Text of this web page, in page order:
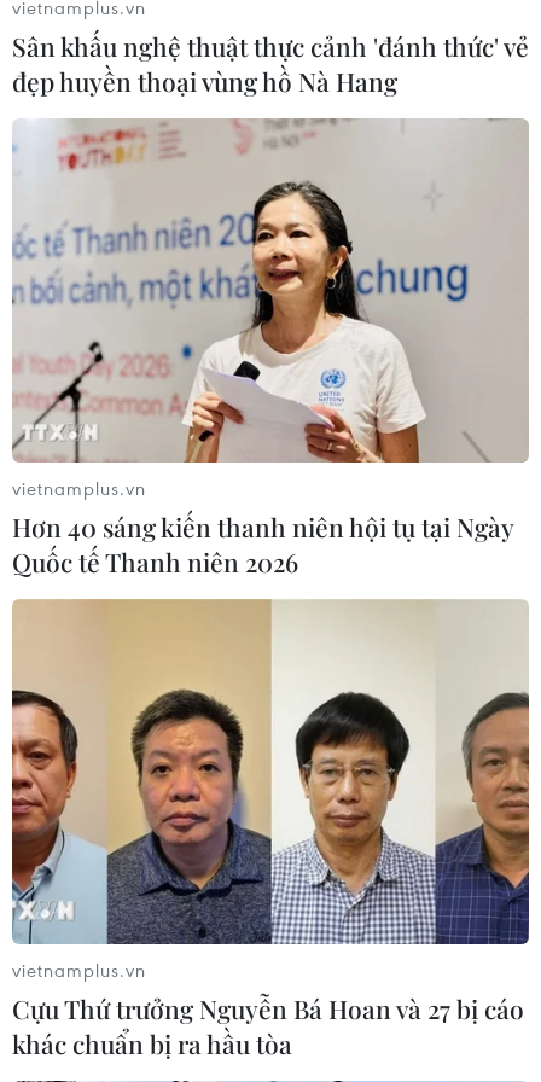
Vietnam Airlines, Jetstar tạm ngưng các
đường bay tới Trung Quốc
31/01/2020 11:44
Hành khách có kế hoạch về Việt Nam nên chủ động
sắp xếp để về nước trước thời gian Vietnam Airlines và
Jetstar Pacific ngừng bay vì virus corona.
Thủ tướng chỉ thị tạm dừng các lễ hội
chưa khai mạc để phòng corona
31/01/2020 12:03
Để phòng, chống corona, Thủ tướng chỉ thị các địa
phương hạn chế tập trung đông người, nhất là tại các lễ
hội; tạm dừng các lễ hội chưa khai mạc, trường hợp
đặc biệt phải có ý kiến của Thủ tướng.
vietnamplus.vn
Sân khấu nghệ thuật thực cảnh 'đánh thức' vẻ
đẹp huyền thoại vùng hồ Nà Hang
vietnamplus.vn
Hơn 40 sáng kiến thanh niên hội tụ tại Ngày
Quốc tế Thanh niên 2026
vietnamplus.vn
Cựu Thứ trưởng Nguyễn Bá Hoan và 27 bị cáo
khác chuẩn bị ra hầu tòa